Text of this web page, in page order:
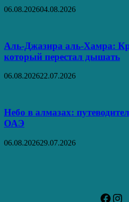
06.08.202604.08.2026
Аль‑Джазира аль‑Хамра:
который перестал дышать
06.08.202622.07.2026
Небо в алмазах:
ОАЭ
06.08.202629.07.2026